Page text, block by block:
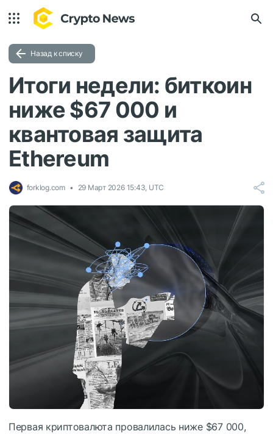
Назад к списку
Итоги недели: биткоин
ниже $67 000 и
квантовая защита
Ethereum
forklog.com 29 Март 2026 15:43, UTC
Первая криптовалюта провалилась ниже $67 000,